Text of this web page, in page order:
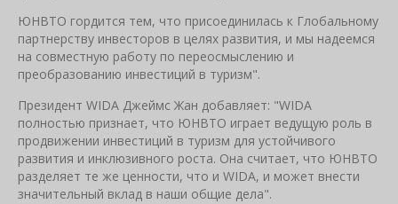
ЮНВТО гордится тем, что присоединилась к Глобальному
партнерству инвесторов в целях развития, и мы надеемся
на совместную работу по переосмыслению и
преобразованию инвестиций в туризм".
Президент WIDA Джеймс Жан добавляет: "WIDA
полностью признает, что ЮНВТО играет ведущую роль в
продвижении инвестиций в туризм для устойчивого
развития и инклюзивного роста. Она считает, что ЮНВТО
разделяет те же ценности, что и WIDA, и может внести
значительный вклад в наши общие дела".